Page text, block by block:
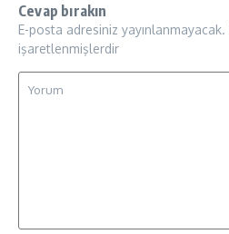
Cevap bırakın
E-posta adresiniz yayınlanmayacak.
işaretlenmişlerdir